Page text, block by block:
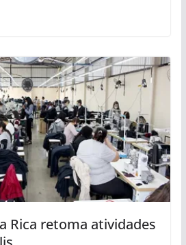
Rica retoma atividades